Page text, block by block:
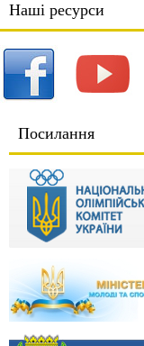
Наші ресурси
Посилання